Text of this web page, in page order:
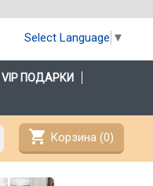
Select Language ▼
ПОДАРКИ
shopping_cart Корзина (0)